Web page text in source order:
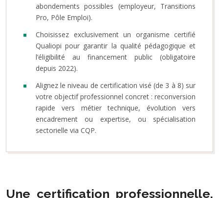
abondements possibles (employeur, Transitions
Pro, Pôle Emploi).
Choisissez exclusivement un organisme certifié
Qualiopi pour garantir la qualité pédagogique et
l’éligibilité au financement public (obligatoire
depuis 2022).
Alignez le niveau de certification visé (de 3 à 8) sur
votre objectif professionnel concret : reconversion
rapide vers métier technique, évolution vers
encadrement ou expertise, ou spécialisation
sectorielle via CQP.
Une certification professionnelle,